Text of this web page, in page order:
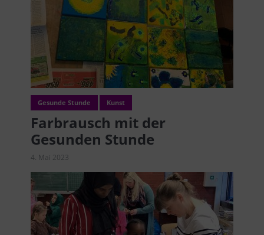
Gesunde Stunde Kunst
Farbrausch mit der
Gesunden Stunde
4. Mai 2023